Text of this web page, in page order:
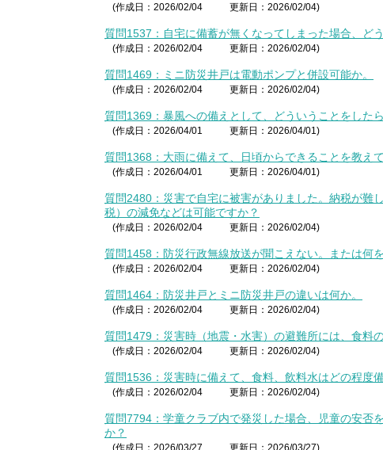
(作成日：2026/02/04 更新日：2026/02/04)
質問1537：自宅に備蓄が無くなってしまった場合、ど
(作成日：2026/02/04 更新日：2026/02/04)
質問1469：ミニ防災井戸は電動ポンプと併設可能か。
(作成日：2026/02/04 更新日：2026/02/04)
質問1369：暴風への備えとして、どういうことをしたら
(作成日：2026/04/01 更新日：2026/04/01)
質問1368：大雨に備えて、日頃からできることを教えて
(作成日：2026/04/01 更新日：2026/04/01)
質問2480：災害で自宅に被害がありました。納税が難
税）の減免などは可能ですか？
(作成日：2026/02/04 更新日：2026/02/04)
質問1458：防災行政無線放送が聞こえない。または何
(作成日：2026/02/04 更新日：2026/02/04)
質問1464：防災井戸とミニ防災井戸の違いは何か。
(作成日：2026/02/04 更新日：2026/02/04)
質問1479：災害時（地震・水害）の避難所には、食料
(作成日：2026/02/04 更新日：2026/02/04)
質問1536：災害時に備えて、食料、飲料水はどの程度
(作成日：2026/02/04 更新日：2026/02/04)
質問7794：学童クラブ内で発災した場合、児童の安否
か？